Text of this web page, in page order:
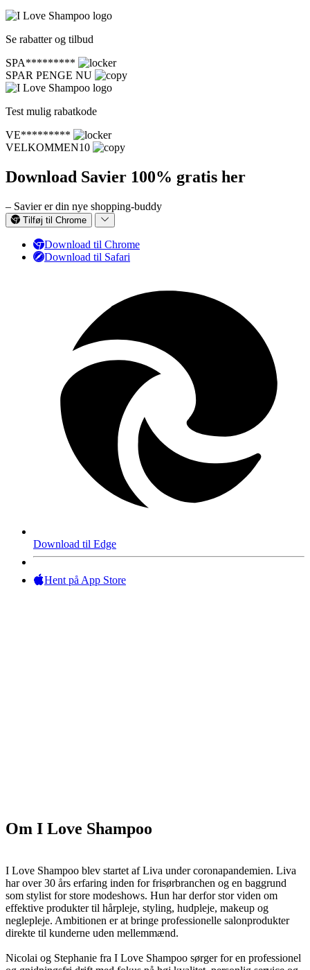
Se rabatter og tilbud
SPA*********
SPAR PENGE NU
Test mulig rabatkode
VE*********
VELKOMMEN10
Download Savier 100% gratis her
– Savier er din nye shopping-buddy
Tilføj til Chrome
Download til Chrome
Download til Safari
Download til Edge
Hent på App Store
Om I Love Shampoo
I Love Shampoo blev startet af Liva under coronapandemien. Liva
har over 30 års erfaring inden for frisørbranchen og en baggrund
som stylist for store modeshows. Hun har derfor stor viden om
effektive produkter til hårpleje, styling, hudpleje, makeup og
neglepleje. Ambitionen er at bringe professionelle salonprodukter
direkte til kunderne uden mellemmænd.
Nicolai og Stephanie fra I Love Shampoo sørger for en professionel